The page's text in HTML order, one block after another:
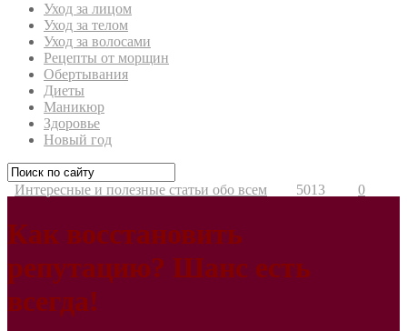
Уход за лицом
Уход за телом
Уход за волосами
Рецепты от морщин
Обертывания
Диеты
Маникюр
Здоровье
Новый год
Интересные и полезные статьи обо всем 5013 0
Как восстановить
репутацию? Шанс есть
всегда!